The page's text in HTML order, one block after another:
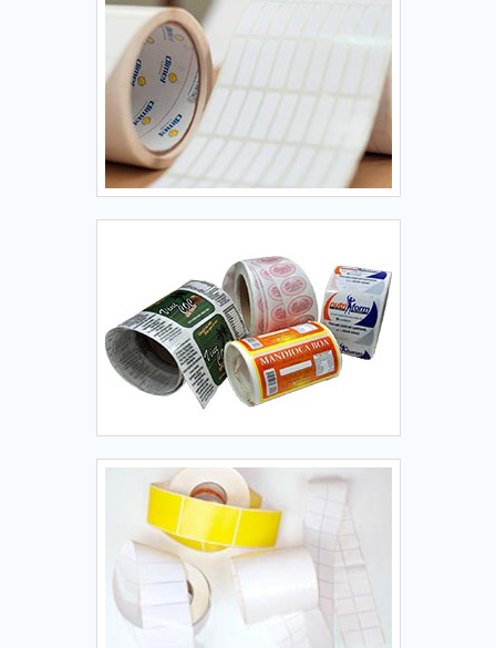
cuidado ajuda a garantir a qualidade e durabilidade dos
materiais, além de evitar prejuízos com substituições
frequentes de produtos que não cumprem com suas
funções adequadamente. Assim, é possível poupar gastos
desnecessários.Existem diversos motivos para a GID -
Soluções em Adesivos ter se tornado destaque quando
pensamos em uma empresa que entrega confiança e
serviços de qualidade. Alguns desses motivos são: Equipe
multidisciplinar de consultores associados; Profissionais
com vasta experiência na área de atuação; Equipe de alta
as atividades; Sala de treinamento com materiais
sofisticados; Equipamentos de última geração. QUALIDADE
COMPROVADA NO SEGMENTONa GID - Soluções em
Adesivos é possível encontrar a solução para quem busca
fabricante de rótulos adesivos. São opções variadas que a
empresa oferece, como banner grande personalizado e
etiquetas em aço escovado.Tem rótulo de uma empresa
ter escritório de alta qualidade onde são realizadas as
atividades e equipamentos de última geração. Esses
fatores, somados a um time com equipe multidisciplinar de
consultores associados e equipe de alta qualidade,
comprova sua essência de trazer o melhor para todos os